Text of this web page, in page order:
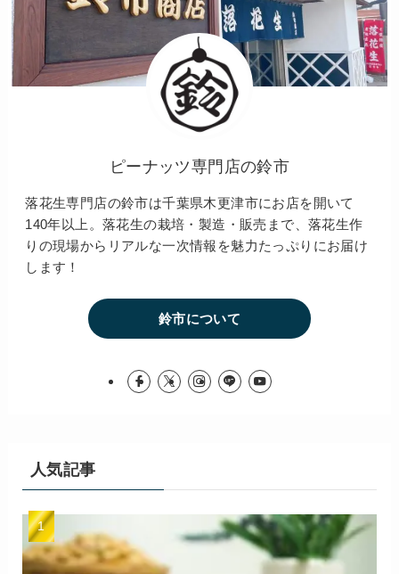
ピーナッツ専門店の鈴市
落花生専門店の鈴市は千葉県木更津市にお店を開いて
140年以上。落花生の栽培・製造・販売まで、落花生作
りの現場からリアルな一次情報を魅力たっぷりにお届け
します！
鈴市について
人気記事